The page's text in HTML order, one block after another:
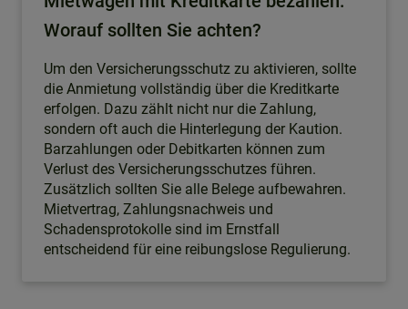
Worauf sollten Sie achten?
Um den Versicherungsschutz zu aktivieren, sollte
die Anmietung vollständig über die Kreditkarte
erfolgen. Dazu zählt nicht nur die Zahlung,
sondern oft auch die Hinterlegung der Kaution.
Barzahlungen oder Debitkarten können zum
Verlust des Versicherungsschutzes führen.
Zusätzlich sollten Sie alle Belege aufbewahren.
Mietvertrag, Zahlungsnachweis und
Schadensprotokolle sind im Ernstfall
entscheidend für eine reibungslose Regulierung.